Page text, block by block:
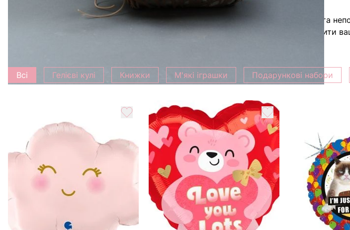
Купуючи цю композицію у нашому магазині, ви отримаєте гарантовану якість та
композицій та букетів, допомагаючи вам створити святковий настрій та оживити
Всі Гелієві кулі Книжки М'які іграшки Подарункові набори